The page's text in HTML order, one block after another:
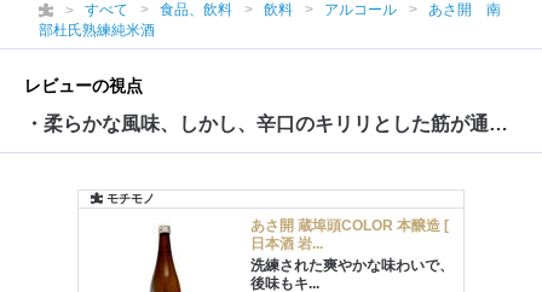
すべて 食品、飲料 飲料 アルコール
あさ開 南
部杜氏熟練純米酒
レビューの視点
・柔らかな風味、しかし、辛口のキリリとした筋が通っている